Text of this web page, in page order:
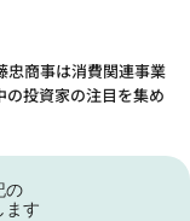
忠商事は消費関連事業
投資家の注目を集め
の
ます